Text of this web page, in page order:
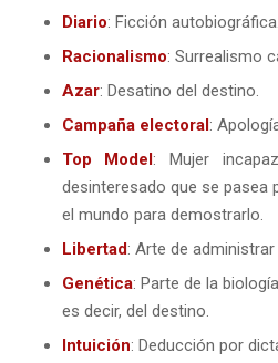
Diario: Ficción autobiográfica.
Racionalismo: Surrealismo
Azar: Desatino del destino.
Campaña electoral:
Top Model: Mujer
desinteresado que se pasea
el mundo para demostrarlo.
Libertad: Arte de
Genética: Parte de la
es decir, del destino.
Intuición: Deducción por